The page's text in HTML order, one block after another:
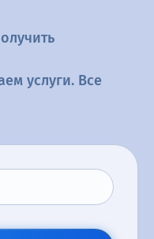
услуги. Все